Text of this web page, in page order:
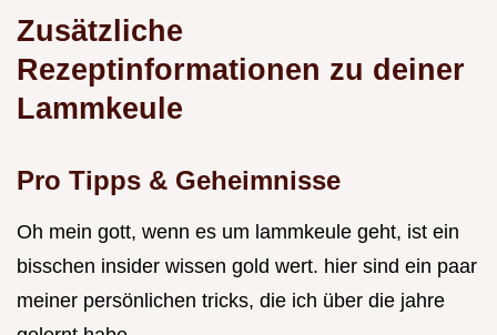
Zusätzliche
Rezeptinformationen zu deiner
Lammkeule
Pro Tipps & Geheimnisse
Oh mein gott, wenn es um lammkeule geht, ist ein
bisschen insider wissen gold wert. hier sind ein paar
meiner persönlichen tricks, die ich über die jahre